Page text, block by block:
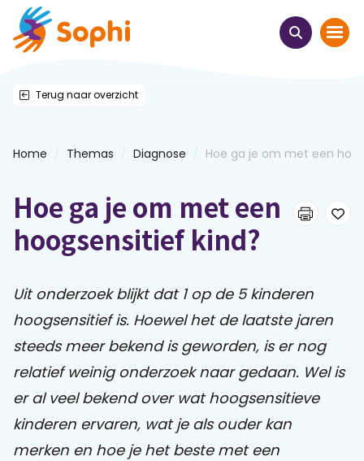
Thema's
Leren & ontmoeten
E-learnings
Themabijeenkomsten
Praat mee
Terug naar overzicht
Home Themas Diagnose Hoe ga je om met een
Hoe ga je om met een
hoogsensitief kind?
Uit onderzoek blijkt dat 1 op de 5 kinderen
hoogsensitief is. Hoewel het de laatste jaren
steeds meer bekend is geworden, is er nog
relatief weinig onderzoek naar gedaan. Wel is
er al veel bekend over wat hoogsensitieve
kinderen ervaren, wat je als ouder kan
merken en hoe je het beste met een